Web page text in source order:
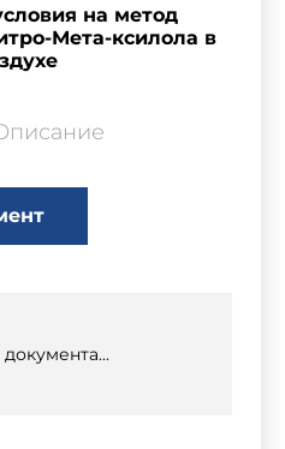
на метод
Мета-ксилола в
документа...